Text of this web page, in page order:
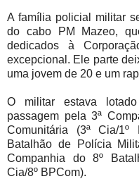
A família policial militar
do cabo PM Mazeo,
dedicados à
excepcional. Ele parte
uma jovem de 20 e um
O militar estava
passagem pela 3ª
Comunitária (3ª Cia/
Batalhão de Polícia
Companhia do 8º
Cia/8º BPCom).